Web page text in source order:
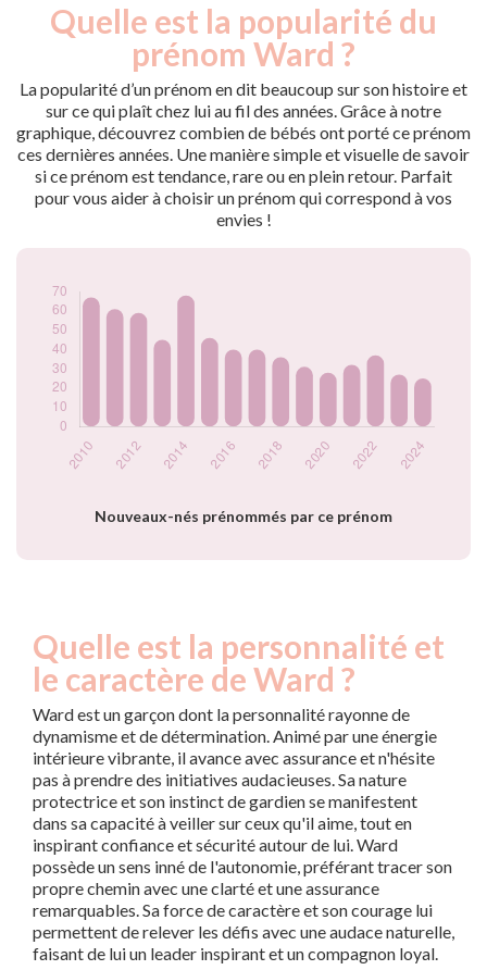
Quelle est la popularité du
prénom Ward ?
La popularité d’un prénom en dit beaucoup sur son histoire et
sur ce qui plaît chez lui au fil des années. Grâce à notre
graphique, découvrez combien de bébés ont porté ce prénom
ces dernières années. Une manière simple et visuelle de savoir
si ce prénom est tendance, rare ou en plein retour. Parfait
pour vous aider à choisir un prénom qui correspond à vos
envies !
Nouveaux-nés prénommés par ce prénom
Popularité du
Année
Nouveaux-
nés
2010
67
2011
61
2012
59
2013
45
2014
68
2015
46
2019
31
2020
2021
2022
2023
25
Quelle est la personnalité et
le caractère de Ward ?
Ward est un garçon dont la personnalité rayonne de
dynamisme et de détermination. Animé par une énergie
intérieure vibrante, il avance avec assurance et n'hésite
pas à prendre des initiatives audacieuses. Sa nature
protectrice et son instinct de gardien se manifestent
dans sa capacité à veiller sur ceux qu'il aime, tout en
inspirant confiance et sécurité autour de lui. Ward
possède un sens inné de l'autonomie, préférant tracer son
propre chemin avec une clarté et une assurance
remarquables. Sa force de caractère et son courage lui
permettent de relever les défis avec une audace naturelle,
faisant de lui un leader inspirant et un compagnon loyal.